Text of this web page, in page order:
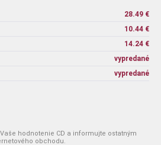
28.49 €
10.44 €
14.24 €
vypredané
vypredané
hodnotenie CD a informujte ostatným
obchodu.